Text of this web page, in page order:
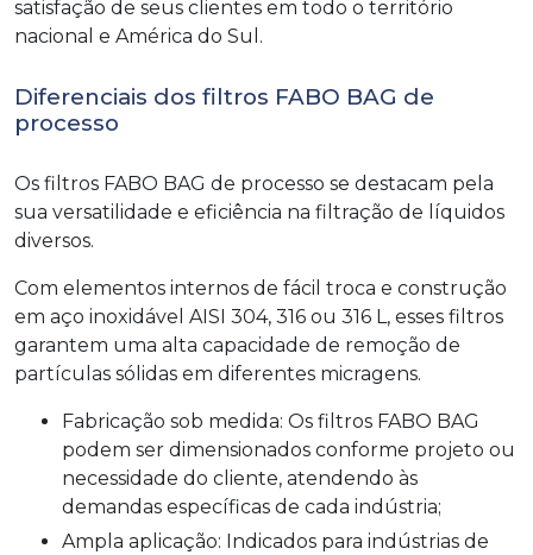
satisfação de seus clientes em todo o território
nacional e América do Sul.
Diferenciais dos filtros FABO BAG de
processo
Os filtros FABO BAG de processo se destacam pela
sua versatilidade e eficiência na filtração de líquidos
diversos.
Com elementos internos de fácil troca e construção
em aço inoxidável AISI 304, 316 ou 316 L, esses filtros
garantem uma alta capacidade de remoção de
partículas sólidas em diferentes micragens.
Fabricação sob medida: Os filtros FABO BAG
podem ser dimensionados conforme projeto ou
necessidade do cliente, atendendo às
demandas específicas de cada indústria;
Ampla aplicação: Indicados para indústrias de